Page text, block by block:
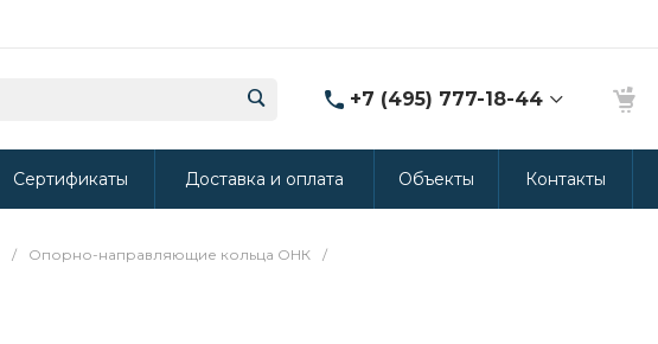
+7 (495) 777-18-44
8 (986) 314-94-49
Промышленная 15
Сертификаты Доставка и оплата Объекты Контакты
/ Опорно-направляющие кольца ОНК
/